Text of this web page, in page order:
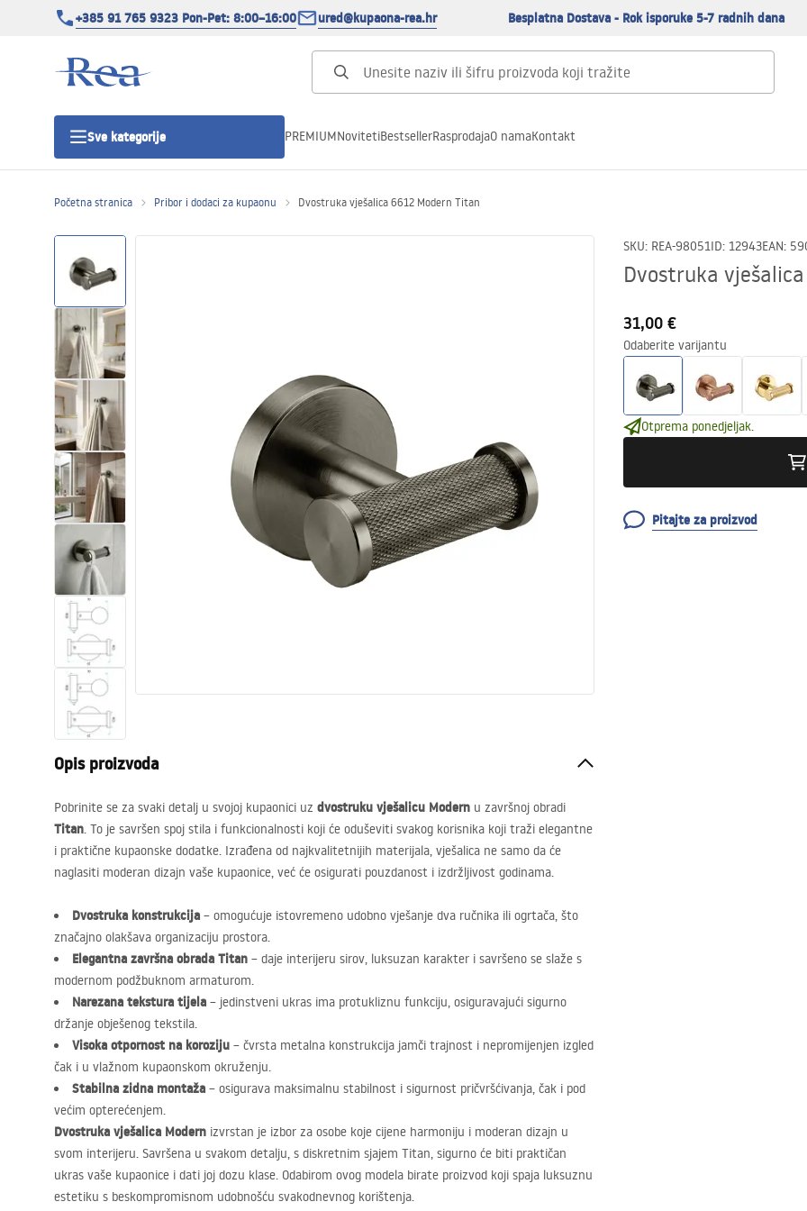
+385 91 765 9323 Pon-Pet: 8:00–16:00 ured@kupaona-rea.hr Besplatna Dostava - Rok isporuke 5-7 radnih dana
Sve kategorije
Tuš vrata
Tuš kade
Tuš Kanalice
WC školjke
Umivaonici
Kade i paravani
Kuhinja
Pribor i kupaonski namještaj
PREMIUMNovitetiBestsellerRasprodajaO namaKontakt
Početna stranica Pribor i dodaci za kupaonu Dvostruka vješalica 6612 Modern Titan
SKU: REA-98051ID: 12943EAN:
Dvostruka
31,00 €
Odaberite varijantu
Otprema ponedjeljak.
Pitajte za proizvod
Opis proizvoda
Pobrinite se za svaki detalj u svojoj kupaonici uz dvostruku vješalicu Modern u završnoj obradi
Titan. To je savršen spoj stila i funkcionalnosti koji će oduševiti svakog korisnika koji traži elegantne
i praktične kupaonske dodatke. Izrađena od najkvalitetnijih materijala, vješalica ne samo da će
naglasiti moderan dizajn vaše kupaonice, već će osigurati pouzdanost i izdržljivost godinama.
Dvostruka konstrukcija – omogućuje istovremeno udobno vješanje dva ručnika ili ogrtača, što
značajno olakšava organizaciju prostora.
Elegantna završna obrada Titan – daje interijeru sirov, luksuzan karakter i savršeno se slaže s
modernom podžbuknom armaturom.
Narezana tekstura tijela – jedinstveni ukras ima protukliznu funkciju, osiguravajući sigurno
držanje obješenog tekstila.
Visoka otpornost na koroziju – čvrsta metalna konstrukcija jamči trajnost i nepromijenjen izgled
čak i u vlažnom kupaonskom okruženju.
Stabilna zidna montaža – osigurava maksimalnu stabilnost i sigurnost pričvršćivanja, čak i pod
većim opterećenjem.
Dvostruka vješalica Modern izvrstan je izbor za osobe koje cijene harmoniju i moderan dizajn u
svom interijeru. Savršena u svakom detalju, s diskretnim sjajem Titan, sigurno će biti praktičan
ukras vaše kupaonice i dati joj dozu klase. Odabirom ovog modela birate proizvod koji spaja luksuznu
estetiku s beskompromisnom udobnošću svakodnevnog korištenja.